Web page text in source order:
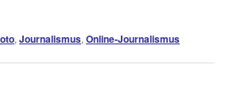
,Journalismus,Online-Journalismus